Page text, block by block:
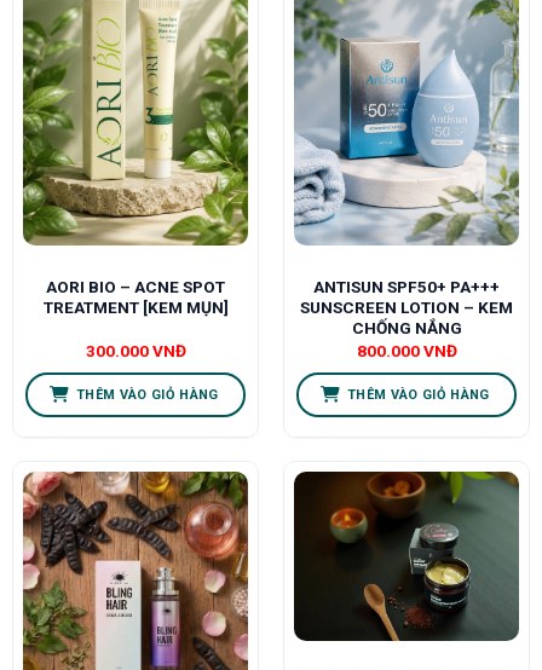
AORI BIO – ACNE SPOT
TREATMENT [KEM MỤN]
300.000VNĐ
THÊM VÀO GIỎ HÀNG
ANTISUN SPF50+ PA+++
SUNSCREEN LOTION – KEM
CHỐNG NẮNG
800.000VNĐ
THÊM VÀO GIỎ HÀNG